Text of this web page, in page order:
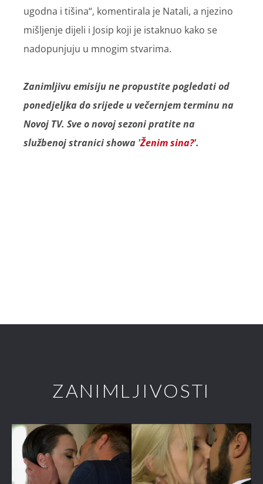
ugodna i tišina“, komentirala je Natali, a njezino
mišljenje dijeli i Josip koji je istaknuo kako se
nadopunjuju u mnogim stvarima.
Zanimljivu emisiju ne propustite pogledati od
ponedjeljka do srijede u večernjem terminu na
Novoj TV. Sve o novoj sezoni pratite na
službenoj stranici showa 'Ženim sina?'.
ZANIMLJIVOSTI